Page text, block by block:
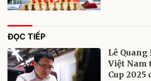
ĐỌC TIẾP
Lê Quang
Việt Nam
Cup 2025